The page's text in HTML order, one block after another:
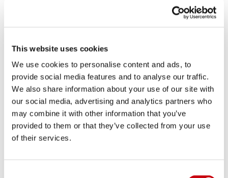
This website uses cookies
We use cookies to personalise content and ads, to
provide social media features and to analyse our traffic.
We also share information about your use of our site with
our social media, advertising and analytics partners who
may combine it with other information that you’ve
provided to them or that they’ve collected from your use
of their services.
GALLERIA LIFESTYLE